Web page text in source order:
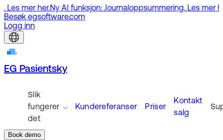
her.Ny AI funksjon: Journaloppsummering. Les mer her.Ny
Besøk egsoftware.com
Logg inn
EG Pasientsky
Slik
fungerer
det
Kundereferanser Priser
Kontakt
salg
Book demo